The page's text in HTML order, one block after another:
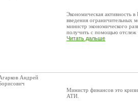
Экономическая активность
введения ограничительных
министр экономического
получить с помощью отслеж
Читать дальше
Андрей
Министр финансов это
АТИ.